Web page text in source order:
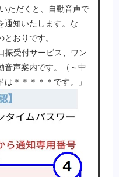
ただくと、自動音声で
通知いたします。な
おりです。
振受付サービス、ワン
音声案内です。（～中
＊＊＊＊＊です。」